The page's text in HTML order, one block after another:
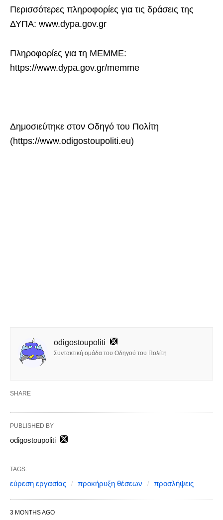
Περισσότερες πληροφορίες για τις δράσεις της
ΔΥΠΑ: www.dypa.gov.gr
Πληροφορίες για τη ΜΕΜΜΕ:
https://www.dypa.gov.gr/memme
Δημοσιεύτηκε στον Οδηγό του Πολίτη
(https://www.odigostoupoliti.eu)
odigostoupoliti
Συντακτική ομάδα του Οδηγού του Πολίτη
SHARE
PUBLISHED BY
odigostoupoliti
TAGS:
εύρεση εργασίας προκήρυξη θέσεων προσλήψεις
3 MONTHS AGO